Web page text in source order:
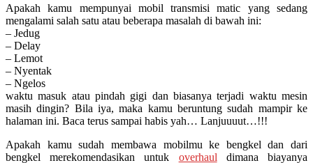
Apakah kamu mempunyai mobil transmisi matic yang sedang
mengalami salah satu atau beberapa masalah di bawah ini:
– Jedug
– Delay
– Lemot
– Nyentak
– Ngelos
waktu masuk atau pindah gigi dan biasanya terjadi waktu mesin
masih dingin? Bila iya, maka kamu beruntung sudah mampir ke
halaman ini. Baca terus sampai habis yah… Lanjuuuut…!!!
Apakah kamu sudah membawa mobilmu ke bengkel dan dari
bengkel merekomendasikan untuk overhaul dimana biayanya